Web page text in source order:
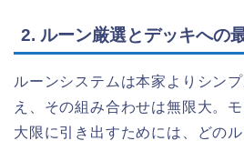
2. ルーン厳選とデッキへの
ルーンシステムは本家よりシン
え、その組み合わせは無限大。
大限に引き出すためには、どの